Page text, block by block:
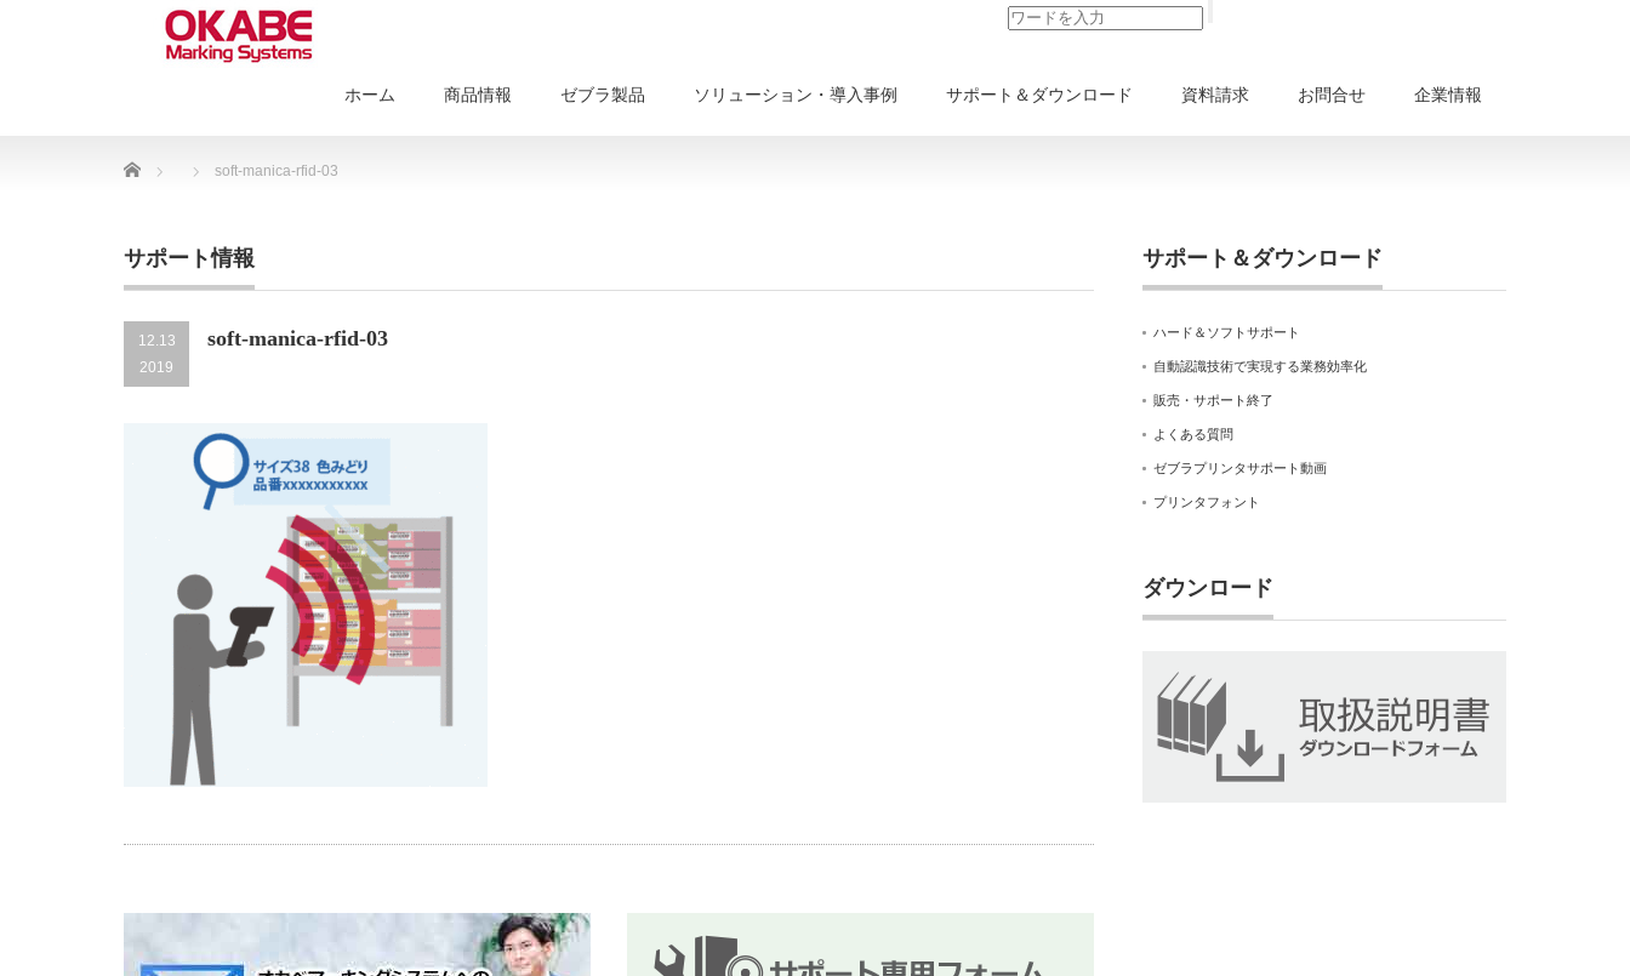
ホーム 商品情報 ゼブラ製品 ソリューション・導入事例 サポート＆ダウンロード 資料請求 お問合せ 企業情報
Home soft-manica-rfid-03
サポート情報
12.13
2019
soft-manica-rfid-03
サポート＆ダウンロード
ハード＆ソフトサポート
自動認識技術で実現する業務効率化
販売・サポート終了
よくある質問
ゼブラプリンタサポート動画
プリンタフォント
ダウンロード